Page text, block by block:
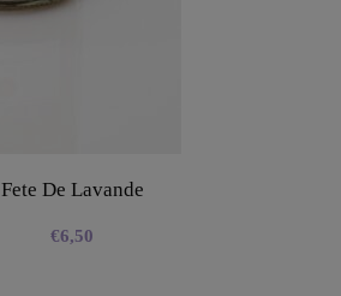
Fete De Lavande
€6,50